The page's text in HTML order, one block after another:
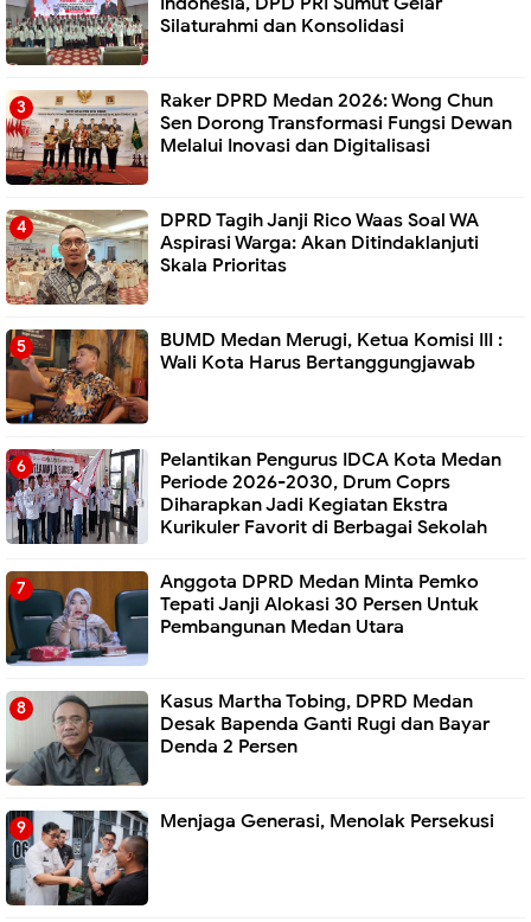
Silaturahmi dan Konsolidasi
Raker DPRD Medan 2026: Wong Chun
Sen Dorong Transformasi Fungsi Dewan
Melalui Inovasi dan Digitalisasi
DPRD Tagih Janji Rico Waas Soal WA
Aspirasi Warga: Akan Ditindaklanjuti
Skala Prioritas
BUMD Medan Merugi, Ketua Komisi III :
Wali Kota Harus Bertanggungjawab
Pelantikan Pengurus IDCA Kota Medan
Periode 2026-2030, Drum Coprs
Diharapkan Jadi Kegiatan Ekstra
Kurikuler Favorit di Berbagai Sekolah
Anggota DPRD Medan Minta Pemko
Tepati Janji Alokasi 30 Persen Untuk
Pembangunan Medan Utara
Kasus Martha Tobing, DPRD Medan
Desak Bapenda Ganti Rugi dan Bayar
Denda 2 Persen
Menjaga Generasi, Menolak Persekusi